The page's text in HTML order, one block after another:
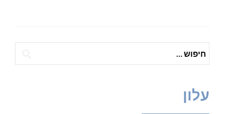
עלון